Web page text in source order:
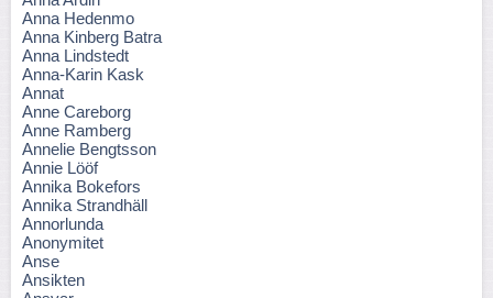
Anna Hedenmo
Anna Kinberg Batra
Anna Lindstedt
Anna-Karin Kask
Annat
Anne Careborg
Anne Ramberg
Annelie Bengtsson
Annie Lööf
Annika Bokefors
Annika Strandhäll
Annorlunda
Anonymitet
Anse
Ansikten